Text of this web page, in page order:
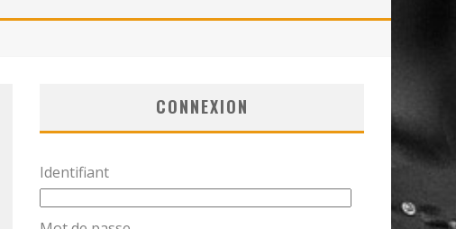
CONNEXION
Identifiant